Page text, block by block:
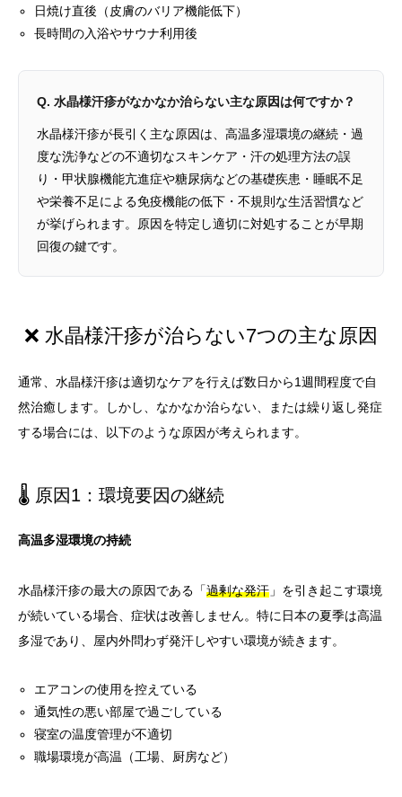
日焼け直後（皮膚のバリア機能低下）
長時間の入浴やサウナ利用後
Q. 水晶様汗疹がなかなか治らない主な原因は何ですか？
水晶様汗疹が長引く主な原因は、高温多湿環境の継続・過
度な洗浄などの不適切なスキンケア・汗の処理方法の誤
り・甲状腺機能亢進症や糖尿病などの基礎疾患・睡眠不足
や栄養不足による免疫機能の低下・不規則な生活習慣など
が挙げられます。原因を特定し適切に対処することが早期
回復の鍵です。
❌ 水晶様汗疹が治らない7つの主な原因
通常、水晶様汗疹は適切なケアを行えば数日から1週間程度で自
然治癒します。しかし、なかなか治らない、または繰り返し発症
する場合には、以下のような原因が考えられます。
🌡️ 原因1：環境要因の継続
高温多湿環境の持続
水晶様汗疹の最大の原因である「過剰な発汗 」を引き起こす環境
が続いている場合、症状は改善しません。特に日本の夏季は高温
多湿であり、屋内外問わず発汗しやすい環境が続きます。
エアコンの使用を控えている
通気性の悪い部屋で過ごしている
寝室の温度管理が不適切
職場環境が高温（工場、厨房など）